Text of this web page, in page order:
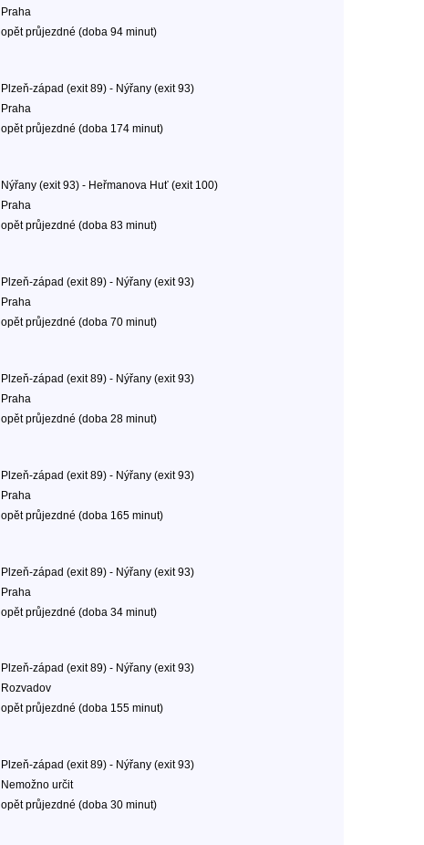
Praha
opět průjezdné (doba 94 minut)
Plzeň-západ (exit 89) - Nýřany (exit 93)
Praha
opět průjezdné (doba 174 minut)
Nýřany (exit 93) - Heřmanova Huť (exit 100)
Praha
opět průjezdné (doba 83 minut)
Plzeň-západ (exit 89) - Nýřany (exit 93)
Praha
opět průjezdné (doba 70 minut)
Plzeň-západ (exit 89) - Nýřany (exit 93)
Praha
opět průjezdné (doba 28 minut)
Plzeň-západ (exit 89) - Nýřany (exit 93)
Praha
opět průjezdné (doba 165 minut)
Plzeň-západ (exit 89) - Nýřany (exit 93)
Praha
opět průjezdné (doba 34 minut)
Plzeň-západ (exit 89) - Nýřany (exit 93)
Rozvadov
opět průjezdné (doba 155 minut)
Plzeň-západ (exit 89) - Nýřany (exit 93)
Nemožno určit
opět průjezdné (doba 30 minut)